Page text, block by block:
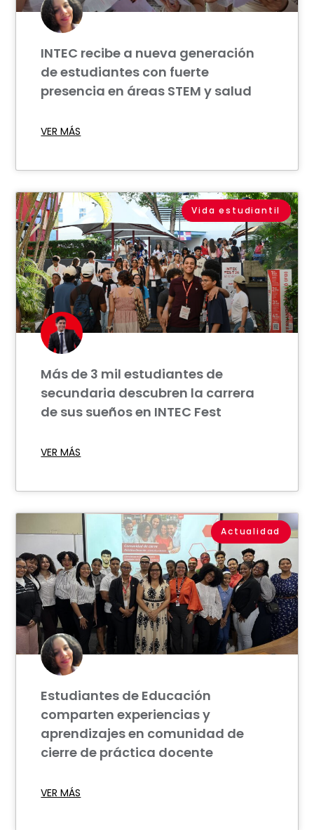
INTEC recibe a nueva generación
de estudiantes con fuerte
presencia en áreas STEM y salud
VER MÁS
Vida estudiantil
Más de 3 mil estudiantes de
secundaria descubren la carrera
de sus sueños en INTEC Fest
VER MÁS
Actualidad
Estudiantes de Educación
comparten experiencias y
aprendizajes en comunidad de
cierre de práctica docente
VER MÁS